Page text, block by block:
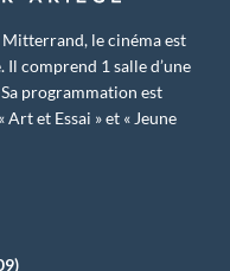
le cinéma est
comprend 1 salle d’une
programmation est
et Essai » et « Jeune